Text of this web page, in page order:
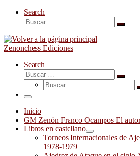
Search
Buscar
Buscar
Zenonchess Ediciones
Search
Buscar
Buscar
Buscar
Menú
Inicio
GM Zenón Franco Ocampos El autor
Libros en castellano
Torneos Internacionales de
1978-1979